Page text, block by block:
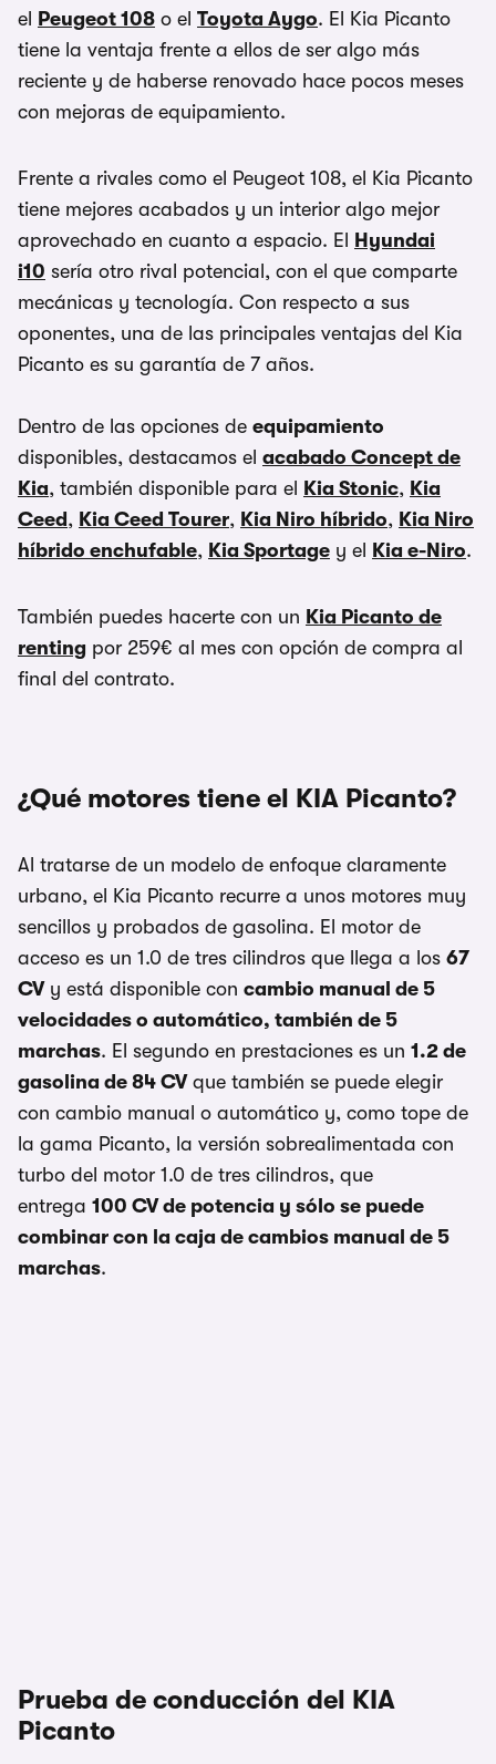
el
Peugeot 108 o el Toyota Aygo. El Kia Picanto
tiene la ventaja frente a ellos de ser algo más
reciente y de haberse renovado hace pocos meses
con mejoras de equipamiento.
Frente a rivales como el Peugeot 108, el Kia Picanto
tiene mejores acabados y un interior algo mejor
aprovechado en cuanto a espacio. El
Hyundai
i10 sería otro rival potencial, con el que comparte
mecánicas y tecnología. Con respecto a sus
oponentes, una de las principales ventajas del Kia
Picanto es su garantía de 7 años.
Dentro de las opciones de equipamiento
disponibles, destacamos el acabado Concept de
Kia, también disponible para el Kia Stonic, Kia
Ceed , Kia Ceed Tourer, Kia Niro híbrido, Kia Niro
híbrido enchufable, Kia Sportage y el Kia e-Niro.
También puedes hacerte con un Kia Picanto de
renting por 259€ al mes con opción de compra al
final del contrato.
¿Qué motores tiene el KIA Picanto?
Al tratarse de un modelo de enfoque claramente
urbano, el Kia Picanto recurre a unos motores muy
sencillos y probados de gasolina. El motor de
acceso es un 1.0 de tres cilindros que llega a los 67
CVy está disponible con cambio manual de 5
velocidades o automático, también de 5
marchas. El segundo en prestaciones es un 1.2 de
gasolina de 84 CVque también se puede elegir
con cambio manual o automático y, como tope de
la gama Picanto, la versión sobrealimentada con
turbo del motor 1.0 de tres cilindros, que
entrega 100 CV de potencia y sólo se puede
combinar con la caja de cambios manual de 5
marchas.
Prueba de conducción del KIA
Picanto